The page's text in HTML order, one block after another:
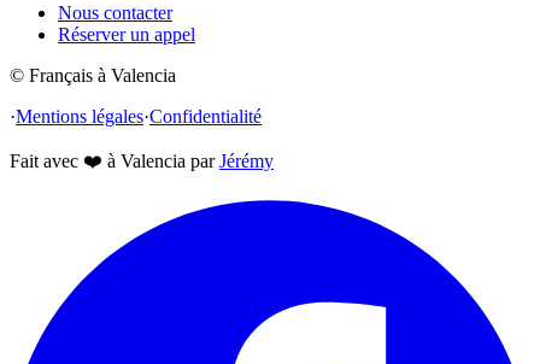
Nous contacter
Réserver un appel
© Français à Valencia
·Mentions légales·Confidentialité
Fait avec ❤️ à Valencia par Jérémy